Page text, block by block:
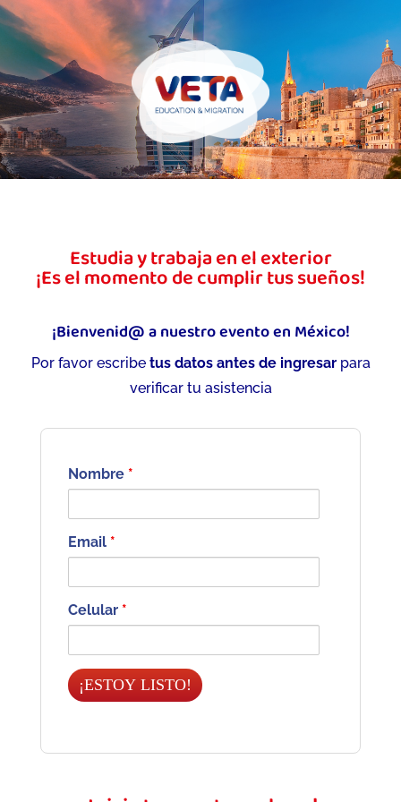
Estudia y trabaja en el exterior
¡Es el momento de cumplir tus sueños!
¡Bienvenid@ a nuestro evento en México!
Por favor escribetus datos antes de ingresar para
verificar tu asistencia
Nombre *
Email *
Celular *